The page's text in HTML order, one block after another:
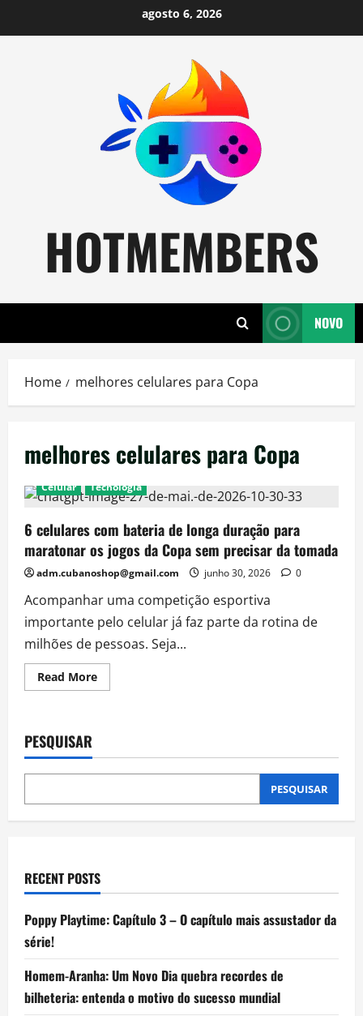
to
agosto 6, 2026
HOTMEMBERS
NOVO
Home melhores celulares para Copa
melhores celulares para Copa
Celular Técnologia
6 celulares com bateria de longa duração para
maratonar os jogos da Copa sem precisar da tomada
adm.cubanoshop@gmail.com junho 30, 2026 0
Acompanhar uma competição esportiva
importante pelo celular já faz parte da rotina de
milhões de pessoas. Seja...
Read MoreRead
more
de
duração
maratonar
jogos
precisar
da
tomada
PESQUISAR
PESQUISAR
RECENT POSTS
Poppy Playtime: Capítulo 3 – O capítulo mais assustador da
série!
Homem-Aranha: Um Novo Dia quebra recordes de
bilheteria: entenda o motivo do sucesso mundial